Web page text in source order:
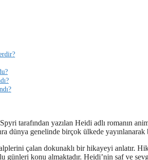
tarafından yazılan Heidi adlı romanın
dünya genelinde birçok ülkede
çalan dokunaklı bir hikayeyi anlatır.
günleri konu almaktadır. Heidi’nin saf ve